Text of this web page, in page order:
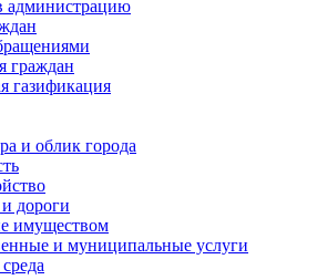
администрацию
граждан
газификация
и облик города
дороги
имуществом
и муниципальные услуги